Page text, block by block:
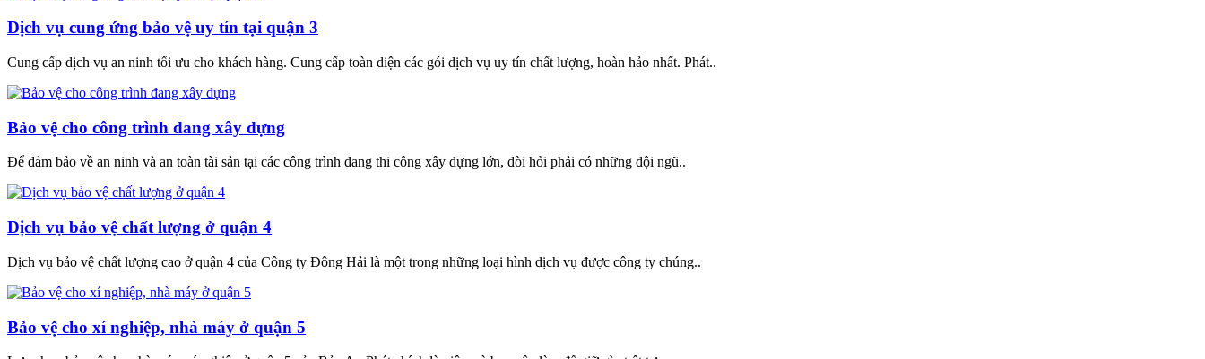
Dịch vụ cung ứng bảo vệ uy tín tại quận 3
Cung cấp dịch vụ an ninh tối ưu cho khách hàng. Cung cấp toàn diện các gói dịch vụ uy tín chất lượng, hoàn hảo nhất. Phát..
Bảo vệ cho công trình đang xây dựng
Để đảm bảo về an ninh và an toàn tài sản tại các công trình đang thi công xây dựng lớn, đòi hỏi phải có những đội ngũ..
Dịch vụ bảo vệ chất lượng ở quận 4
Dịch vụ bảo vệ chất lượng cao ở quận 4 của Công ty Đông Hải là một trong những loại hình dịch vụ được công ty chúng..
Bảo vệ cho xí nghiệp, nhà máy ở quận 5